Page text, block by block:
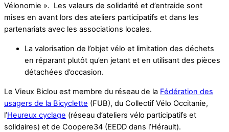
Vélonomie ». Les valeurs de solidarité et d’entraide sont
mises en avant lors des ateliers participatifs et dans les
partenariats avec les associations locales.
La valorisation de l’objet vélo et limitation des déchets
en réparant plutôt qu’en jetant et en utilisant des pièces
détachées d’occasion.
Le Vieux Biclou est membre du réseau de la Fédération des
usagers de la Bicyclette (FUB), du Collectif Vélo Occitanie,
l’Heureux cyclage (réseau d’ateliers vélo participatifs et
solidaires) et de Coopere34 (EEDD dans l’Hérault).